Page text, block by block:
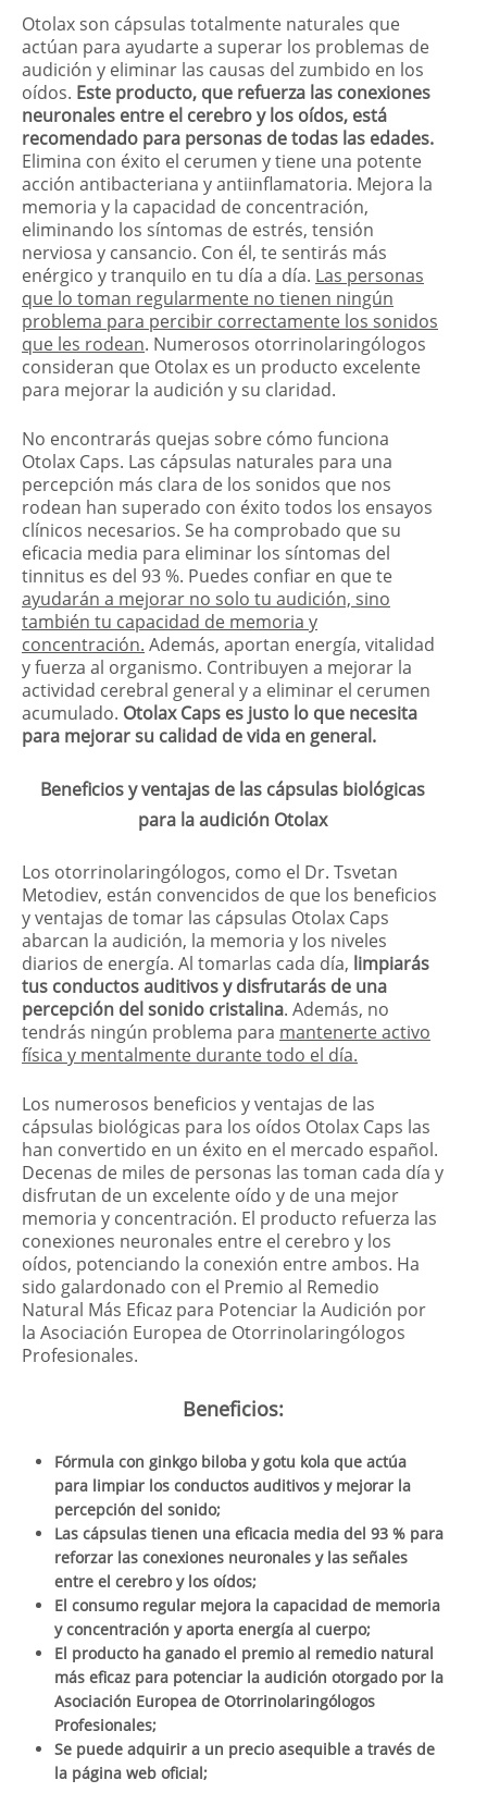
Otolax son cápsulas totalmente naturales que
actúan para ayudarte a superar los problemas de
audición y eliminar las causas del zumbido en los
oídos. Este producto, que refuerza las conexiones
neuronales entre el cerebro y los oídos, está
recomendado para personas de todas las edades.
Elimina con éxito el cerumen y tiene una potente
acción antibacteriana y antiinflamatoria. Mejora la
memoria y la capacidad de concentración,
eliminando los síntomas de estrés, tensión
nerviosa y cansancio. Con él, te sentirás más
enérgico y tranquilo en tu día a día. Las personas
que lo toman regularmente no tienen ningún
problema para percibir correctamente los sonidos
que les rodean. Numerosos otorrinolaringólogos
consideran que Otolax es un producto excelente
para mejorar la audición y su claridad.
No encontrarás quejas sobre cómo funciona
Otolax Caps. Las cápsulas naturales para una
percepción más clara de los sonidos que nos
rodean han superado con éxito todos los ensayos
clínicos necesarios. Se ha comprobado que su
eficacia media para eliminar los síntomas del
tinnitus es del 93 %. Puedes confiar en que te
ayudarán a mejorar no solo tu audición, sino
también tu capacidad de memoria y
concentración. Además, aportan energía, vitalidad
y fuerza al organismo. Contribuyen a mejorar la
actividad cerebral general y a eliminar el cerumen
acumulado. Otolax Caps es justo lo que necesita
para mejorar su calidad de vida en general.
Beneficios y ventajas de las cápsulas biológicas
para la audición Otolax
Los otorrinolaringólogos, como el Dr. Tsvetan
Metodiev, están convencidos de que los beneficios
y ventajas de tomar las cápsulas Otolax Caps
abarcan la audición, la memoria y los niveles
diarios de energía. Al tomarlas cada día, limpiarás
tus conductos auditivos y disfrutarás de una
percepción del sonido cristalina. Además, no
tendrás ningún problema para mantenerte activo
física y mentalmente durante todo el día.
Los numerosos beneficios y ventajas de las
cápsulas biológicas para los oídos Otolax Caps las
han convertido en un éxito en el mercado español.
Decenas de miles de personas las toman cada día y
disfrutan de un excelente oído y de una mejor
memoria y concentración. El producto refuerza las
conexiones neuronales entre el cerebro y los
oídos, potenciando la conexión entre ambos. Ha
sido galardonado con el Premio al Remedio
Natural Más Eficaz para Potenciar la Audición por
la Asociación Europea de Otorrinolaringólogos
Profesionales.
Beneficios:
Fórmula con ginkgo biloba y gotu kola que actúa
para limpiar los conductos auditivos y mejorar la
percepción del sonido;
Las cápsulas tienen una eficacia media del 93 % para
reforzar las conexiones neuronales y las señales
entre el cerebro y los oídos;
El consumo regular mejora la capacidad de memoria
y concentración y aporta energía al cuerpo;
El producto ha ganado el premio al remedio natural
más eficaz para potenciar la audición otorgado por la
Asociación Europea de Otorrinolaringólogos
Profesionales;
Se puede adquirir a un precio asequible a través de
la página web oficial;